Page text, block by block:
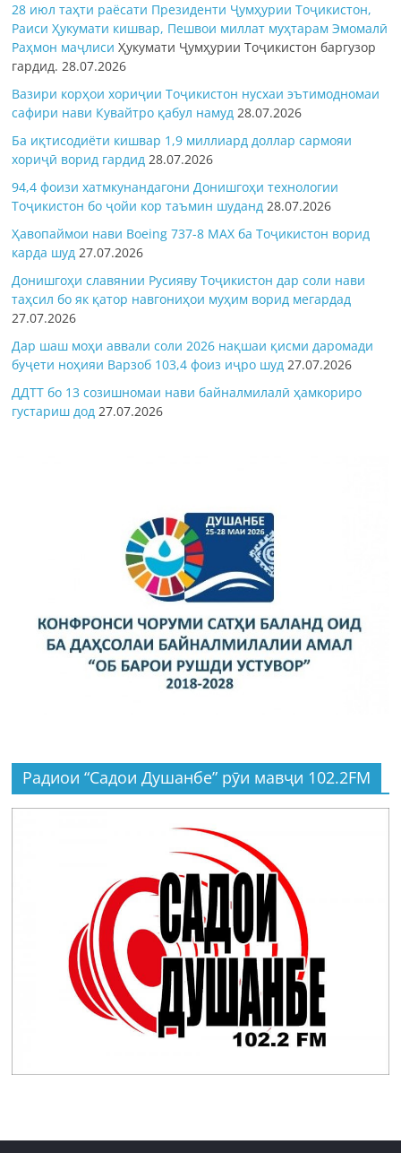
28 июл таҳти раёсати Президенти Ҷумҳурии Тоҷикистон,
Раиси Ҳукумати кишвар, Пешвои миллат муҳтарам Эмомалӣ
Раҳмон маҷлисиҲукумати Ҷумҳурии Тоҷикистон баргузор
гардид.28.07.2026
Вазири корҳои хориҷии Тоҷикистон нусхаи эътимодномаи
сафири нави Кувайтро қабул намуд 28.07.2026
Ба иқтисодиёти кишвар 1,9 миллиард доллар сармояи
хориҷӣ ворид гардид 28.07.2026
94,4 фоизи хатмкунандагони Донишгоҳи технологии
Тоҷикистон бо ҷойи кор таъмин шуданд 28.07.2026
Ҳавопаймои нави Boeing 737-8 MAX ба Тоҷикистон ворид
карда шуд 27.07.2026
Донишгоҳи славянии Русияву Тоҷикистон дар соли нави
таҳсил бо як қатор навгониҳои муҳим ворид мегардад
27.07.2026
Дар шаш моҳи аввали соли 2026 нақшаи қисми даромади
буҷети ноҳияи Варзоб 103,4 фоиз иҷро шуд 27.07.2026
ДДТТ бо 13 созишномаи нави байналмилалӣ ҳамкориро
густариш дод 27.07.2026
Радиои “Садои Душанбе” рӯи мавҷи 102.2FM